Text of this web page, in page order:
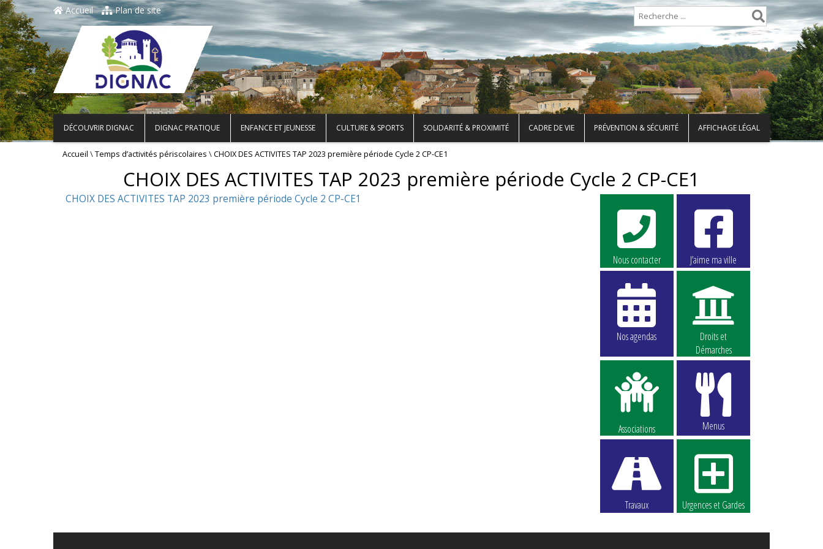
Accueil Plan de site
DÉCOUVRIR DIGNAC DIGNAC PRATIQUE ENFANCE ET JEUNESSE CULTURE & SPORTS SOLIDARITÉ & PROXIMITÉ CADRE DE VIE PRÉVENTION & SÉCURITÉ AFFICHAGE LÉGAL
Accueil \Temps d’activités périscolaires \CHOIX DES ACTIVITES TAP 2023 première période Cycle 2 CP-CE1
CHOIX DES ACTIVITES TAP 2023 première période Cycle 2 CP-CE1
CHOIX DES ACTIVITES TAP 2023 première période Cycle 2 CP-CE1
Nous contacter J’aime ma ville
Nos agendas
Droits et
Démarches
Associations Menus
Travaux Urgences et Gardes